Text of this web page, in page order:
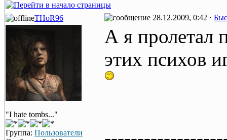
THoR96 28.12.2009, 0:42 ·
"I hate tombs..."
Группа: Пользователи
А я пролетал
этих психов